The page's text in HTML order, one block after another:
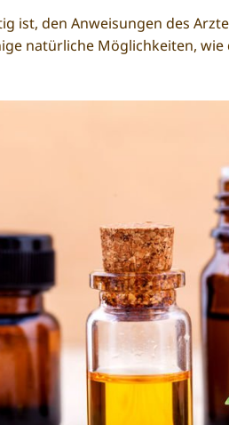
ist, den Anweisungen des
natürliche Möglichkeiten,